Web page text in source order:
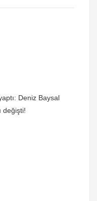
Deniz Baysal
değişti!